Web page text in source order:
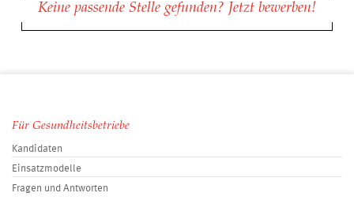
Keine passende Stelle gefunden? Jetzt bewerben!
Für Gesundheitsbetriebe
Kandidaten
Einsatzmodelle
Fragen und Antworten